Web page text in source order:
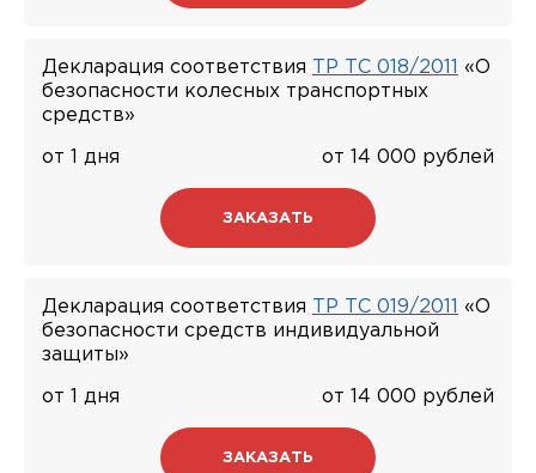
Декларация соответствия ТР ТС 018/2011
«О
безопасности колесных транспортных
средств»
от 1 дня от 14 000 рублей
ЗАКАЗАТЬ
Декларация соответствия ТР ТС 019/2011
«О
безопасности средств индивидуальной
защиты»
от 1 дня от 14 000 рублей
ЗАКАЗАТЬ